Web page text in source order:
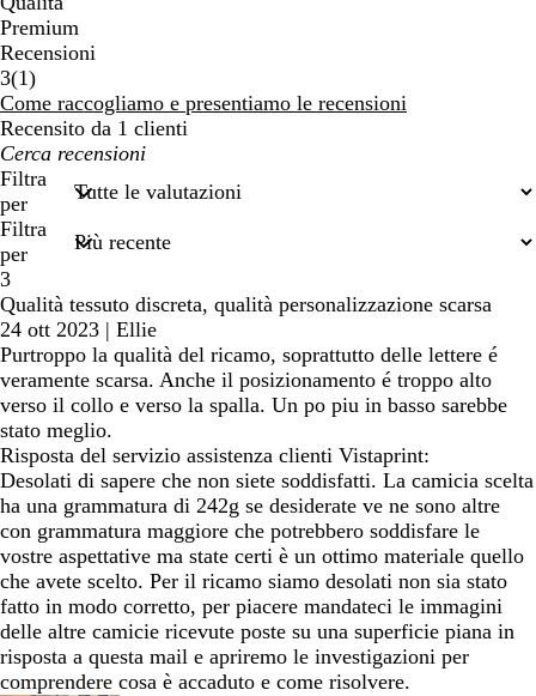
Premium
Recensioni
3(11
recensioni
)
Come raccogliamo e presentiamo le recensioni
Recensito da 1 clienti
I
miei
termini
di
ricerca
Filtra
per
Filtra
per
3
Qualità tessuto discreta, qualità personalizzazione scarsa
24 ott 2023 | Ellie
Purtroppo la qualità del ricamo, soprattutto delle lettere é
veramente scarsa. Anche il posizionamento é troppo alto
verso il collo e verso la spalla. Un po piu in basso sarebbe
stato meglio.
Risposta del servizio assistenza clienti Vistaprint:
Desolati di sapere che non siete soddisfatti. La camicia scelta
ha una grammatura di 242g se desiderate ve ne sono altre
con grammatura maggiore che potrebbero soddisfare le
vostre aspettative ma state certi è un ottimo materiale quello
che avete scelto. Per il ricamo siamo desolati non sia stato
fatto in modo corretto, per piacere mandateci le immagini
delle altre camicie ricevute poste su una superficie piana in
risposta a questa mail e apriremo le investigazioni per
comprendere cosa è accaduto e come risolvere.